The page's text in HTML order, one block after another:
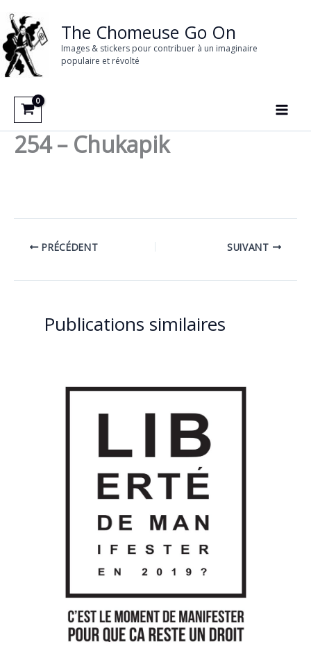
au
contenu
The Chomeuse Go On
Images & stickers pour contribuer à un imaginaire
populaire et révolté
254 – Chukapik
PRÉCÉDENT SUIVANT
Publications similaires